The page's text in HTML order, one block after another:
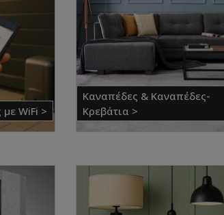
WiFi >
Καναπέδες & Καναπέδες-
Κρεβάτια >